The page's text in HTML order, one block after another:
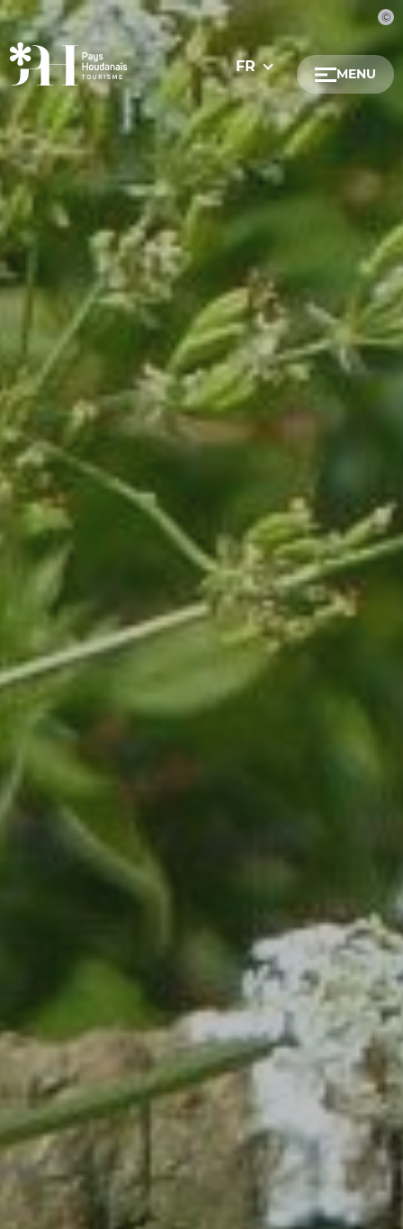
FR MENU